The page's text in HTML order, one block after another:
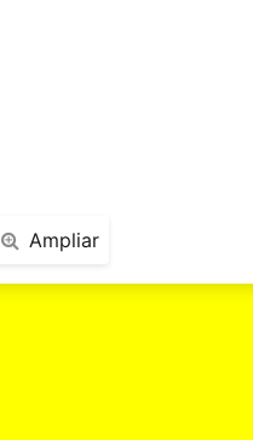
Ampliar